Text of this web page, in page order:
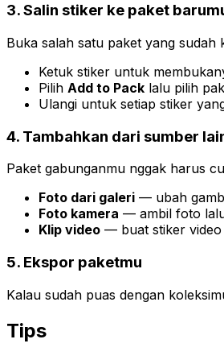
3. Salin stiker ke paket
Buka salah satu paket yang
Ketuk stiker untuk
Pilih Add to Pack lalu pilih
Ulangi untuk setiap stiker
4. Tambahkan dari sumber
Paket gabunganmu nggak harus
Foto dari galeri — ubah
Foto kamera — ambil foto
Klip video — buat stiker
5. Ekspor paketmu
Kalau sudah puas dengan
Tips